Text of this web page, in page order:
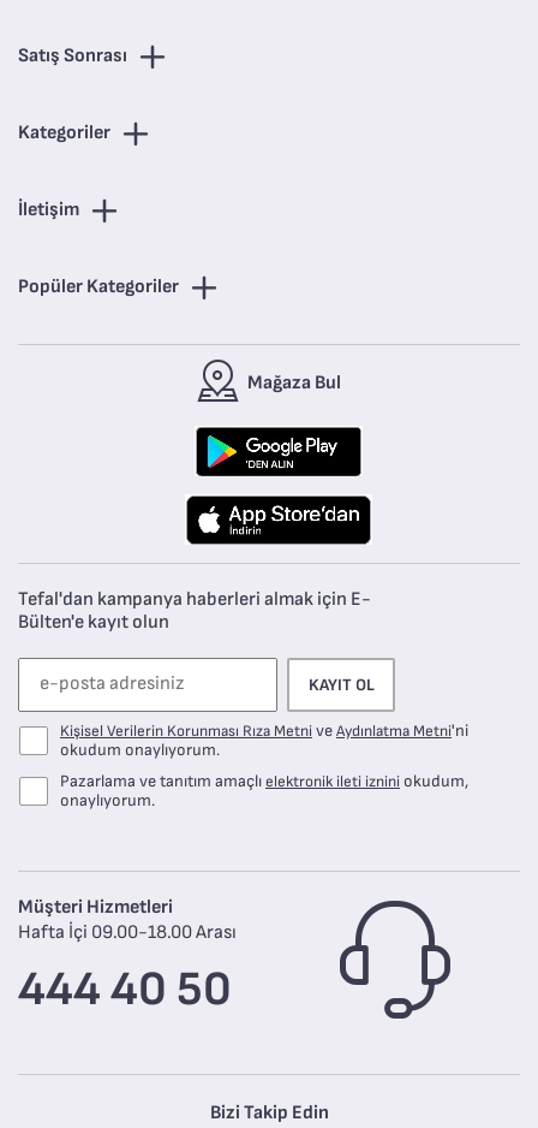
Satış Sonrası
Kategoriler
İletişim
Popüler Kategoriler
Mağaza Bul
Tefal'dan kampanya haberleri almak için E-
Bülten'e kayıt olun
KAYIT OL
Kişisel Verilerin Korunması Rıza MetniveAydınlatma Metni'ni
okudum onaylıyorum.
Pazarlama ve tanıtım amaçlıelektronik ileti iznini okudum,
onaylıyorum.
Müşteri Hizmetleri
Hafta İçi 09.00-18.00 Arası
444 40 50
Bizi Takip Edin